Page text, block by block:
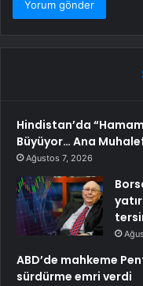
Hindistan’da
Büyüyor… Ana
Ağustos 7, 2026
ABD’de mahkeme
sürdürme emri verdi